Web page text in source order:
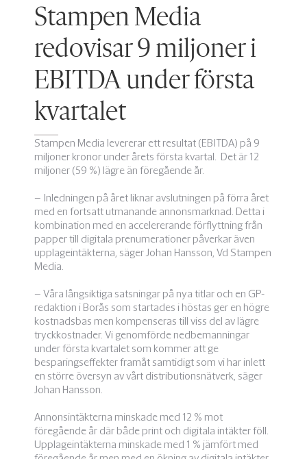
Stampen Media
redovisar 9 miljoner i
EBITDA under första
kvartalet
Stampen Media levererar ett resultat (EBITDA) på 9
miljoner kronor under årets första kvartal. Det är 12
miljoner (59 %) lägre än föregående år.
– Inledningen på året liknar avslutningen på förra året
med en fortsatt utmanande annonsmarknad. Detta i
kombination med en accelererande förflyttning från
papper till digitala prenumerationer påverkar även
upplageintäkterna, säger Johan Hansson, Vd Stampen
Media.
– Våra långsiktiga satsningar på nya titlar och en GP-
redaktion i Borås som startades i höstas ger en högre
kostnadsbas men kompenseras till viss del av lägre
tryckkostnader. Vi genomförde nedbemanningar
under första kvartalet som kommer att ge
besparingseffekter framåt samtidigt som vi har inlett
en större översyn av vårt distributionsnätverk, säger
Johan Hansson.
Annonsintäkterna minskade med 12 % mot
föregående år där både print och digitala intäkter föll.
Upplageintäkterna minskade med 1 % jämfört med